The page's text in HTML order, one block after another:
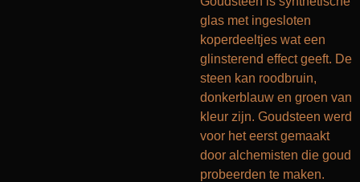
glas met ingesloten
koperdeeltjes wat een
glinsterend effect geeft. De
steen kan roodbruin,
donkerblauw en groen van
kleur zijn. Goudsteen werd
voor het eerst gemaakt
door alchemisten die goud
probeerden te maken.